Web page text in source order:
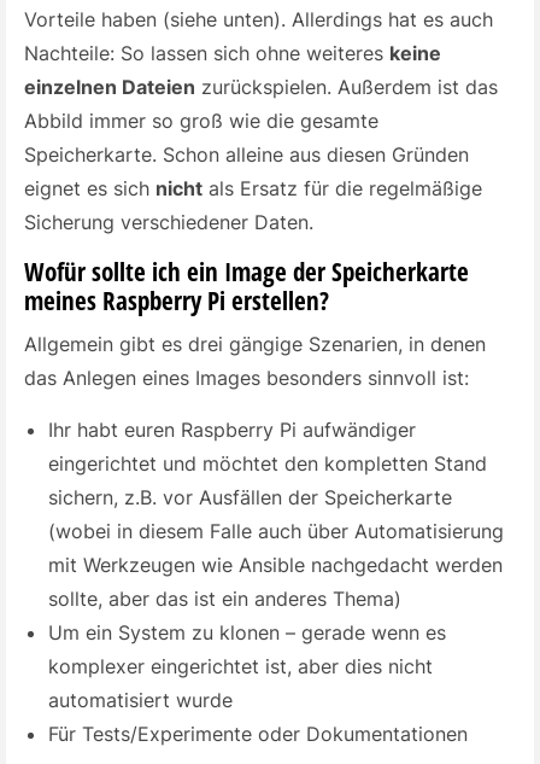
Vorteile haben (siehe unten). Allerdings hat es auch
Nachteile: So lassen sich ohne weiteres keine
einzelnen Dateien zurückspielen. Außerdem ist das
Abbild immer so groß wie die gesamte
Speicherkarte. Schon alleine aus diesen Gründen
eignet es sich nicht als Ersatz für die regelmäßige
Sicherung verschiedener Daten.
Wofür sollte ich ein Image der Speicherkarte
meines Raspberry Pi erstellen?
Allgemein gibt es drei gängige Szenarien, in denen
das Anlegen eines Images besonders sinnvoll ist:
Ihr habt euren Raspberry Pi aufwändiger
eingerichtet und möchtet den kompletten Stand
sichern, z.B. vor Ausfällen der Speicherkarte
(wobei in diesem Falle auch über Automatisierung
mit Werkzeugen wie Ansible nachgedacht werden
sollte, aber das ist ein anderes Thema)
Um ein System zu klonen – gerade wenn es
komplexer eingerichtet ist, aber dies nicht
automatisiert wurde
Für Tests/Experimente oder Dokumentationen